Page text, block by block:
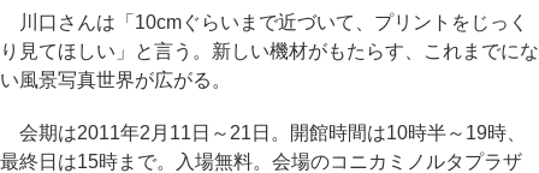
川口さんは「10cmぐらいまで近づいて、プリントをじっく
り見てほしい」と言う。新しい機材がもたらす、これまでにな
い風景写真世界が広がる。
会期は2011年2月11日～21日。開館時間は10時半～19時、
最終日は15時まで。入場無料。会場のコニカミノルタプラザ